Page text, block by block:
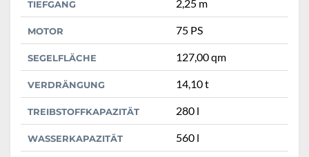
TIEFGANG 2,25 m
MOTOR 75 PS
SEGELFLÄCHE 127,00 qm
VERDRÄNGUNG 14,10 t
TREIBSTOFFKAPAZITÄT 280 l
WASSERKAPAZITÄT 560 l